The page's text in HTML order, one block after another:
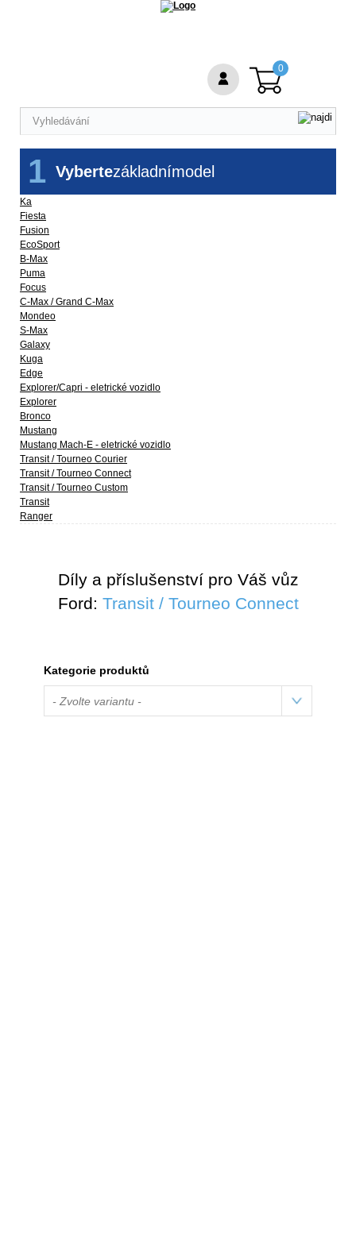
Vybertezákladnímodel
1
Ka
Fiesta
Fusion
EcoSport
B-Max
Puma
Focus
C-Max / Grand C-Max
Mondeo
S-Max
Galaxy
Kuga
Edge
Explorer/Capri - eletrické vozidlo
Explorer
Bronco
Mustang
Mustang Mach-E - eletrické vozidlo
Transit / Tourneo Courier
Transit / Tourneo Connect
Transit / Tourneo Custom
Transit
Ranger
Díly a příslušenství pro Váš vůz
Ford: Transit / Tourneo Connect
Kategorie produktů
- Zvolte variantu -
0